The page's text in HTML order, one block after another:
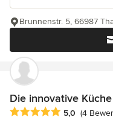
Brunnenstr. 5, 66987
Die innovative
Durchschnittliche
5,0 (4